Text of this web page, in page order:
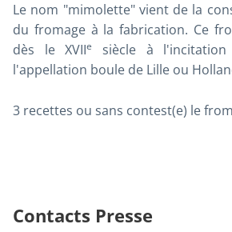
Le nom "mimolette" vient de la
du fromage à la fabrication. Ce
dès le XVIIe
siècle à
l'appellation boule de Lille ou
3 recettes ou sans contest(e) le
Contacts Presse